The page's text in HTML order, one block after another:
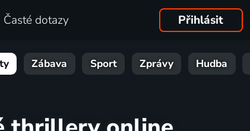
Časté dotazy Přihlásit
Zábava Sport Zprávy Hudba